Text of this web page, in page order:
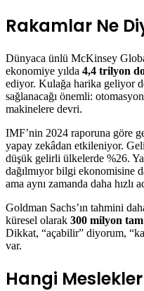
Rakamlar Ne
Dünyaca ünlü McKinsey
ekonomiye yılda 4,4 trilyon
ediyor. Kulağa harika geliyor
sağlanacağı önemli:
makinelere devri.
IMF’nin 2024 raporuna göre
yapay zekâdan etkileniyor.
düşük gelirli ülkelerde %26.
dağılmıyor bilgi ekonomisine
ama aynı zamanda daha hızlı
Goldman Sachs’ın tahmini
küresel olarak 300 milyon tam
Dikkat, “açabilir” diyorum,
var.
Hangi